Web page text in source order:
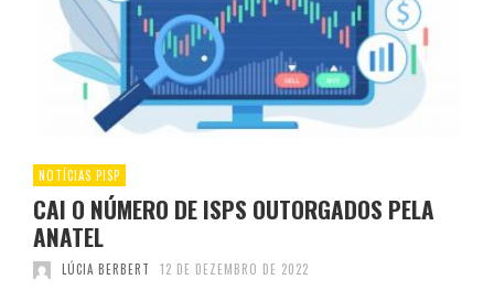
NOTÍCIAS PISP
CAI O NÚMERO DE ISPS OUTORGADOS PELA
ANATEL
LÚCIA BERBERT 12 DE DEZEMBRO DE 2022